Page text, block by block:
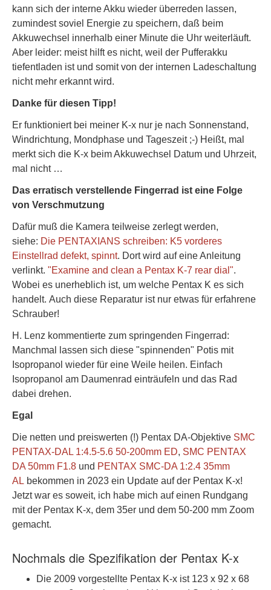
kann sich der interne Akku wieder überreden lassen,
zumindest soviel Energie zu speichern, daß beim
Akkuwechsel innerhalb einer Minute die Uhr weiterläuft.
Aber leider: meist hilft es nicht, weil der Pufferakku
tiefentladen ist und somit von der internen Ladeschaltung
nicht mehr erkannt wird.
Danke für diesen Tipp!
Er funktioniert bei meiner K-x nur je nach Sonnenstand,
Windrichtung, Mondphase und Tageszeit ;-) Heißt, mal
merkt sich die K-x beim Akkuwechsel Datum und Uhrzeit,
mal nicht …
Das erratisch verstellende Fingerrad ist eine Folge
von Verschmutzung
Dafür muß die Kamera teilweise zerlegt werden,
siehe: Die PENTAXIANS schreiben: K5 vorderes
Einstellrad defekt, spinnt. Dort wird auf eine Anleitung
verlinkt. "Examine and clean a Pentax K-7 rear dial".
Wobei es unerheblich ist, um welche Pentax K es sich
handelt. Auch diese Reparatur ist nur etwas für erfahrene
Schrauber!
H. Lenz kommentierte zum springenden Fingerrad:
Manchmal lassen sich diese "spinnenden" Potis mit
Isopropanol wieder für eine Weile heilen. Einfach
Isopropanol am Daumenrad einträufeln und das Rad
dabei drehen.
Egal
Die netten und preiswerten (!) Pentax DA-Objektive SMC
PENTAX-DAL 1:4.5-5.6 50-200mm ED, SMC PENTAX
DA 50mm F1.8 und PENTAX SMC-DA 1:2.4 35mm
AL bekommen in 2023 ein Update auf der Pentax K-x!
Jetzt war es soweit, ich habe mich auf einen Rundgang
mit der Pentax K-x, dem 35er und dem 50-200 mm Zoom
gemacht.
Nochmals die Spezifikation der Pentax K-x
Die 2009 vorgestellte Pentax K-x ist 123 x 92 x 68